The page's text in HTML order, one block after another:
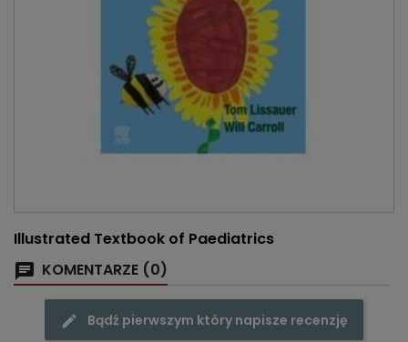
Illustrated Textbook of Paediatrics
KOMENTARZE (0)
Bądź pierwszym który napisze recenzję